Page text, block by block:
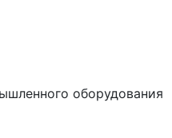
оборудования